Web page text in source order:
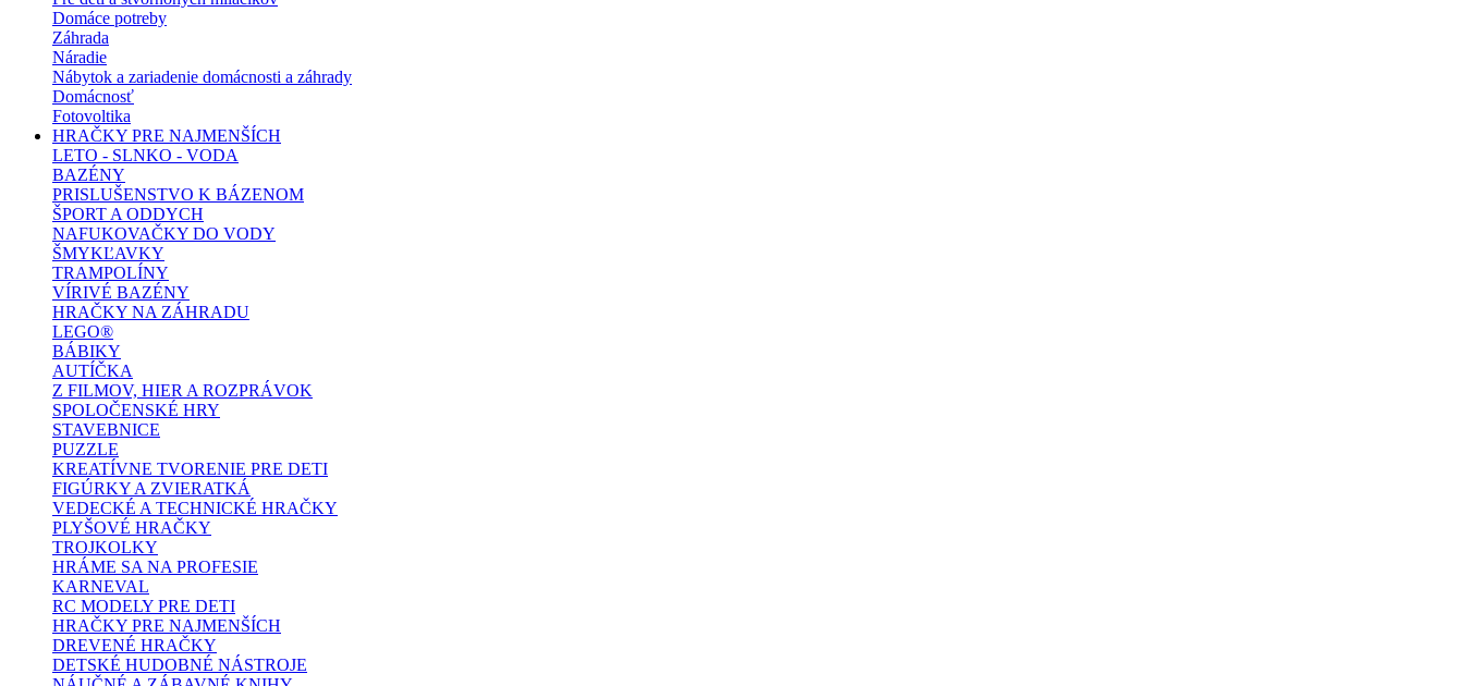
Domáce potreby
Záhrada
Náradie
Nábytok a zariadenie domácnosti a záhrady
Domácnosť
Fotovoltika
HRAČKY PRE NAJMENŠÍCH
LETO - SLNKO - VODA
BAZÉNY
PRISLUŠENSTVO K BÁZENOM
ŠPORT A ODDYCH
NAFUKOVAČKY DO VODY
ŠMYKĽAVKY
TRAMPOLÍNY
VÍRIVÉ BAZÉNY
HRAČKY NA ZÁHRADU
LEGO®
BÁBIKY
AUTÍČKA
Z FILMOV, HIER A ROZPRÁVOK
SPOLOČENSKÉ HRY
STAVEBNICE
PUZZLE
KREATÍVNE TVORENIE PRE DETI
FIGÚRKY A ZVIERATKÁ
VEDECKÉ A TECHNICKÉ HRAČKY
PLYŠOVÉ HRAČKY
TROJKOLKY
HRÁME SA NA PROFESIE
KARNEVAL
RC MODELY PRE DETI
HRAČKY PRE NAJMENŠÍCH
DREVENÉ HRAČKY
DETSKÉ HUDOBNÉ NÁSTROJE